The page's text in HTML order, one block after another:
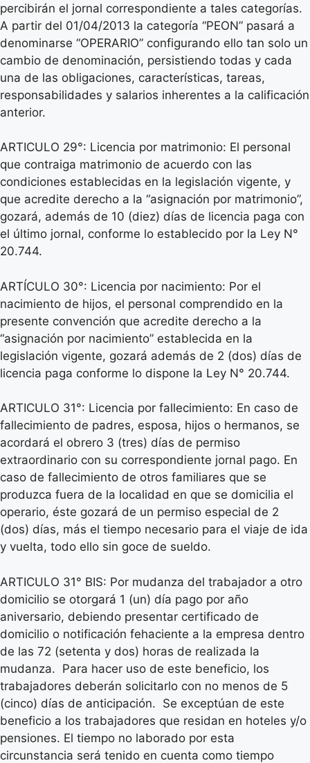
percibirán el jornal correspondiente a tales categorías.
A partir del 01/04/2013 la categoría “PEON” pasará a
denominarse “OPERARIO” configurando ello tan solo un
cambio de denominación, persistiendo todas y cada
una de las obligaciones, características, tareas,
responsabilidades y salarios inherentes a la calificación
anterior.
ARTICULO 29°: Licencia por matrimonio: El personal
que contraiga matrimonio de acuerdo con las
condiciones establecidas en la legislación vigente, y
que acredite derecho a la “asignación por matrimonio”,
gozará, además de 10 (diez) días de licencia paga con
el último jornal, conforme lo establecido por la Ley N°
20.744.
ARTÍCULO 30°: Licencia por nacimiento: Por el
nacimiento de hijos, el personal comprendido en la
presente convención que acredite derecho a la
“asignación por nacimiento” establecida en la
legislación vigente, gozará además de 2 (dos) días de
licencia paga conforme lo dispone la Ley N° 20.744.
ARTICULO 31°: Licencia por fallecimiento: En caso de
fallecimiento de padres, esposa, hijos o hermanos, se
acordará el obrero 3 (tres) días de permiso
extraordinario con su correspondiente jornal pago. En
caso de fallecimiento de otros familiares que se
produzca fuera de la localidad en que se domicilia el
operario, éste gozará de un permiso especial de 2
(dos) días, más el tiempo necesario para el viaje de ida
y vuelta, todo ello sin goce de sueldo.
ARTICULO 31° BIS: Por mudanza del trabajador a otro
domicilio se otorgará 1 (un) día pago por año
aniversario, debiendo presentar certificado de
domicilio o notificación fehaciente a la empresa dentro
de las 72 (setenta y dos) horas de realizada la
mudanza. Para hacer uso de este beneficio, los
trabajadores deberán solicitarlo con no menos de 5
(cinco) días de anticipación. Se exceptúan de este
beneficio a los trabajadores que residan en hoteles y/o
pensiones. El tiempo no laborado por esta
circunstancia será tenido en cuenta como tiempo